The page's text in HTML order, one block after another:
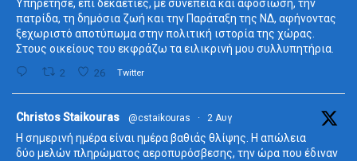
Υπηρέτησε, επί δεκαετίες, με συνέπεια και αφοσίωση, την
πατρίδα, τη δημόσια ζωή και την Παράταξη της ΝΔ, αφήνοντας
ξεχωριστό αποτύπωμα στην πολιτική ιστορία της χώρας.
Στους οικείους του εκφράζω τα ειλικρινή μου συλλυπητήρια.
2 26 Twitter
Christos Staikouras @cstaikouras · 2 Αυγ
Η σημερινή ημέρα είναι ημέρα βαθιάς θλίψης. Η απώλεια
δύο μελών πληρώματος αεροπυρόσβεσης, την ώρα που έδιναν